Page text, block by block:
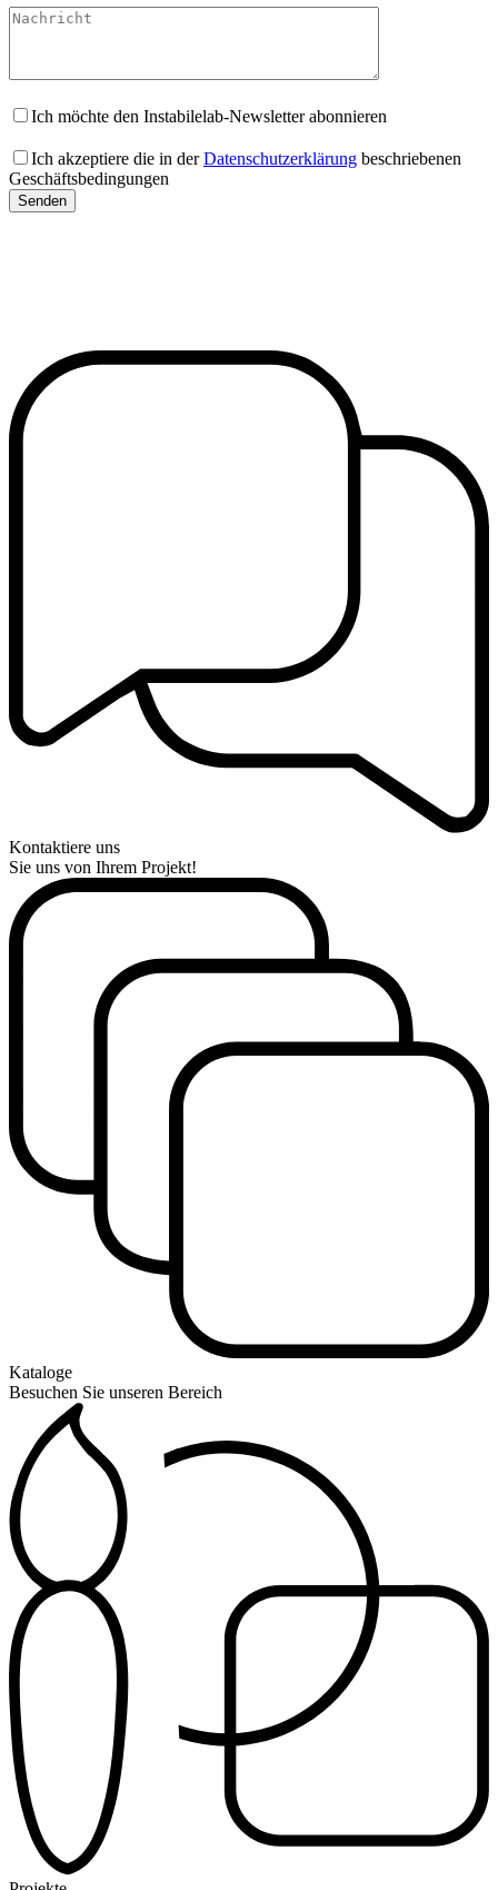
Ich möchte den Instabilelab-Newsletter abonnieren
Ich akzeptiere die in derDatenschutzerklärung beschriebenen
Geschäftsbedingungen
Kontaktiere uns
Sie uns von Ihrem Projekt!
Kataloge
Besuchen Sie unseren Bereich